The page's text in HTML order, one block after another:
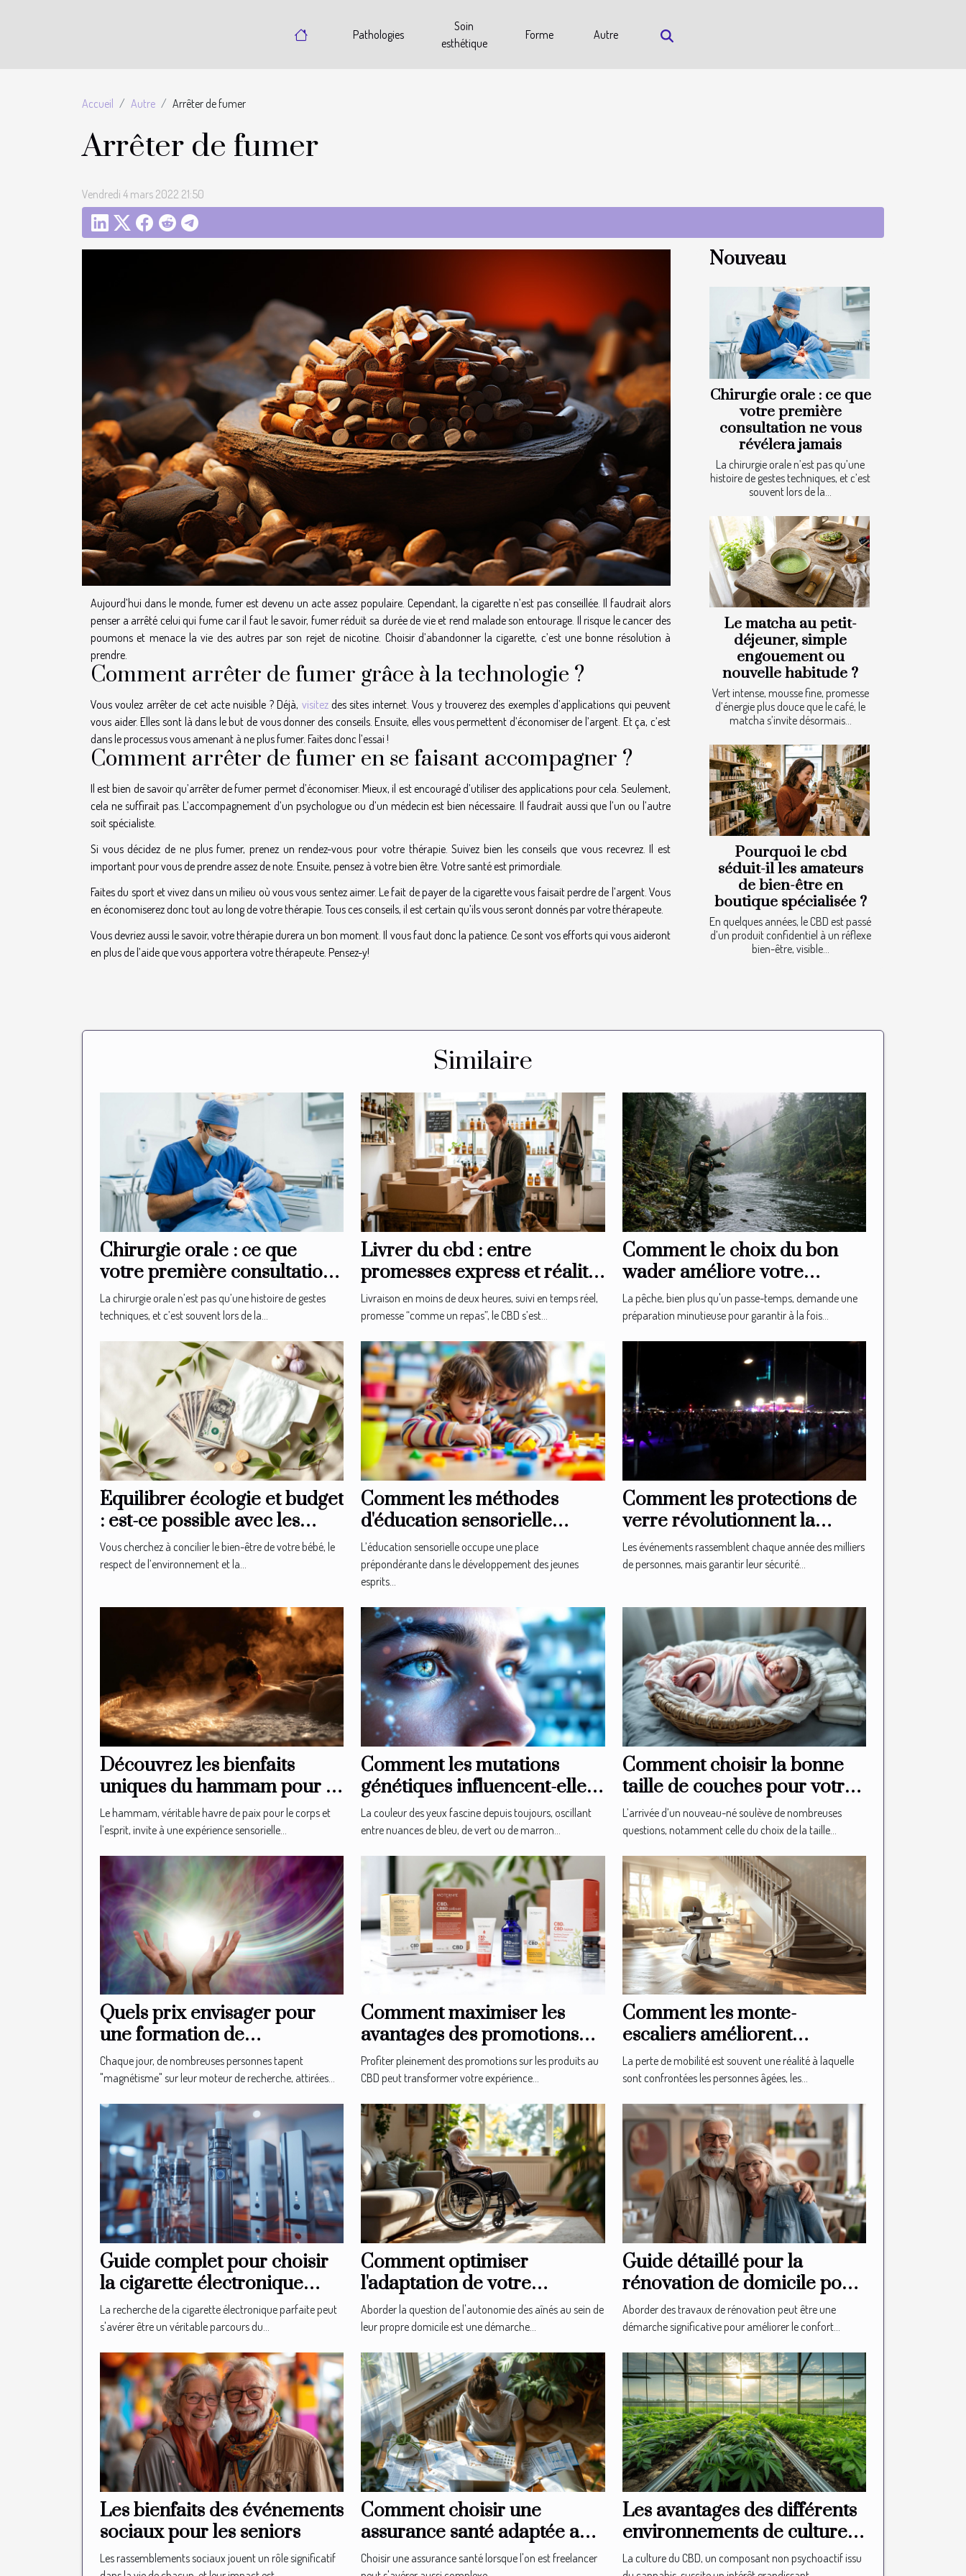
Pathologies
Soin
esthétique
Forme Autre
Accueil Autre Arrêter de fumer
Arrêter de fumer
Vendredi 4 mars 2022 21:50
Aujourd’hui dans le monde, fumer est devenu un acte assez populaire. Cependant, la cigarette n’est pas conseillée. Il faudrait alors
penser a arrêté celui qui fume car il faut le savoir, fumer réduit sa durée de vie et rend malade son entourage. Il risque le cancer des
poumons et menace la vie des autres par son rejet de nicotine. Choisir d’abandonner la cigarette, c’est une bonne résolution à
prendre.
Comment arrêter de fumer grâce à la technologie ?
Vous voulez arrêter de cet acte nuisible ? Déjà, visitezdes sites internet. Vous y trouverez des exemples d’applications qui peuvent
vous aider. Elles sont là dans le but de vous donner des conseils. Ensuite, elles vous permettent d’économiser de l’argent. Et ça, c’est
dans le processus vous amenant à ne plus fumer. Faites donc l’essai !
Comment arrêter de fumer en se faisant accompagner ?
Il est bien de savoir qu’arrêter de fumer permet d’économiser. Mieux, il est encouragé d’utiliser des applications pour cela. Seulement,
cela ne suffirait pas. L’accompagnement d’un psychologue ou d’un médecin est bien nécessaire. Il faudrait aussi que l’un ou l’autre
soit spécialiste.
Si vous décidez de ne plus fumer, prenez un rendez-vous pour votre thérapie. Suivez bien les conseils que vous recevrez. Il est
important pour vous de prendre assez de note. Ensuite, pensez à votre bien être. Votre santé est primordiale.
Faites du sport et vivez dans un milieu où vous vous sentez aimer. Le fait de payer de la cigarette vous faisait perdre de l’argent. Vous
en économiserez donc tout au long de votre thérapie. Tous ces conseils, il est certain qu’ils vous seront donnés par votre thérapeute.
Vous devriez aussi le savoir, votre thérapie durera un bon moment. Il vous faut donc la patience. Ce sont vos efforts qui vous aideront
en plus de l’aide que vous apportera votre thérapeute. Pensez-y!
Nouveau
Chirurgie orale : ce que
votre première
consultation ne vous
révélera jamais
La chirurgie orale n’est pas qu’une
histoire de gestes techniques, et c’est
souvent lors de la...
Le matcha au petit-
déjeuner, simple
engouement ou
nouvelle habitude ?
Vert intense, mousse fine, promesse
d’énergie plus douce que le café, le
matcha s’invite désormais...
Pourquoi le cbd
séduit-il les amateurs
de bien-être en
boutique spécialisée ?
En quelques années, le CBD est passé
d’un produit confidentiel à un réflexe
bien-être, visible...
Similaire
Chirurgie orale : ce que
votre première consultation
ne vous révélera jamais
La chirurgie orale n’est pas qu’une histoire de gestes
techniques, et c’est souvent lors de la...
Livrer du cbd : entre
promesses express et réalité
logistique en boutique
Livraison en moins de deux heures, suivi en temps réel,
promesse “comme un repas”, le CBD s’est...
Comment le choix du bon
wader améliore votre
expérience de pêche ?
La pêche, bien plus qu'un passe-temps, demande une
préparation minutieuse pour garantir à la fois...
Équilibrer écologie et budget
: est-ce possible avec les
couches bio ?
Vous cherchez à concilier le bien-être de votre bébé, le
respect de l’environnement et la...
Comment les méthodes
d'éducation sensorielle
façonnent-elles les jeunes
esprits ?
L’éducation sensorielle occupe une place
prépondérante dans le développement des jeunes
esprits...
Comment les protections de
verre révolutionnent la
sécurité des événements ?
Les événements rassemblent chaque année des milliers
de personnes, mais garantir leur sécurité...
Découvrez les bienfaits
uniques du hammam pour la
relaxation
Le hammam, véritable havre de paix pour le corps et
l’esprit, invite à une expérience sensorielle...
Comment les mutations
génétiques influencent-elles
la couleur des yeux ?
La couleur des yeux fascine depuis toujours, oscillant
entre nuances de bleu, de vert ou de marron...
Comment choisir la bonne
taille de couches pour votre
nouveau-né?
L’arrivée d’un nouveau-né soulève de nombreuses
questions, notamment celle du choix de la taille...
Quels prix envisager pour
une formation de
magnétiseur en ligne ?
Chaque jour, de nombreuses personnes tapent
"magnétisme" sur leur moteur de recherche, attirées...
Comment maximiser les
avantages des promotions
sur les produits au CBD ?
Profiter pleinement des promotions sur les produits au
CBD peut transformer votre expérience...
Comment les monte-
escaliers améliorent
l'autonomie des seniors
La perte de mobilité est souvent une réalité à laquelle
sont confrontées les personnes âgées, les...
Guide complet pour choisir
la cigarette électronique
idéale
La recherche de la cigarette électronique parfaite peut
s'avérer être un véritable parcours du...
Comment optimiser
l'adaptation de votre
domicile pour l'autonomie
des aînés
Aborder la question de l'autonomie des aînés au sein de
leur propre domicile est une démarche...
Guide détaillé pour la
rénovation de domicile pour
les seniors
Aborder des travaux de rénovation peut être une
démarche significative pour améliorer le confort...
Les bienfaits des événements
sociaux pour les seniors
Les rassemblements sociaux jouent un rôle significatif
Comment choisir une
assurance santé adaptée aux
besoins des freelancers
Choisir une assurance santé lorsque l'on est freelancer
Les avantages des différents
environnements de culture
du CBD
La culture du CBD, un composant non psychoactif issu